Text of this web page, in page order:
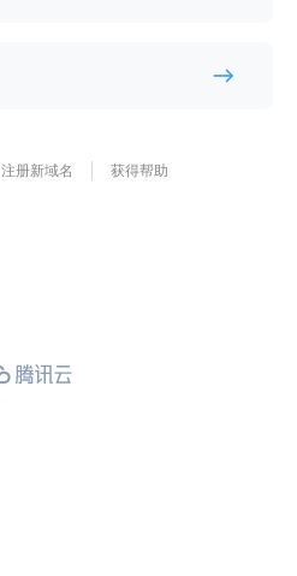
注册新域名 获得帮助